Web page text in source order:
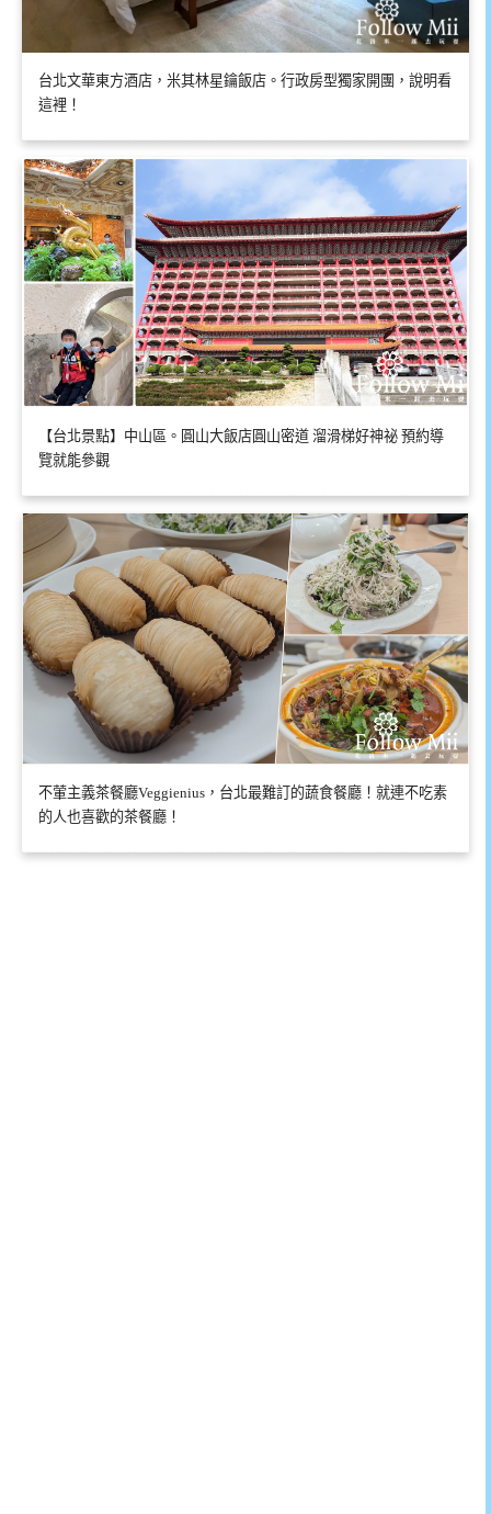
台北文華東方酒店，米其林星鑰飯店。行政房型獨家開團，說明看
這裡！
【台北景點】中山區。圓山大飯店圓山密道 溜滑梯好神祕 預約導
覽就能參觀
不葷主義茶餐廳Veggienius，台北最難訂的蔬食餐廳！就連不吃素
的人也喜歡的茶餐廳！